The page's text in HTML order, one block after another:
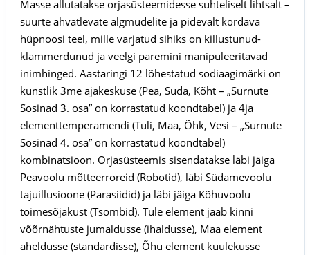
Masse allutatakse orjasüsteemidesse suhteliselt lihtsalt –
suurte ahvatlevate algmudelite ja pidevalt kordava
hüpnoosi teel, mille varjatud sihiks on killustunud-
klammerdunud ja veelgi paremini manipuleeritavad
inimhinged. Aastaringi 12 lõhestatud sodiaagimärki on
kunstlik 3me ajakeskuse (Pea, Süda, Kõht – „Surnute
Sosinad 3. osa” on korrastatud koondtabel) ja 4ja
elementtemperamendi (Tuli, Maa, Õhk, Vesi – „Surnute
Sosinad 4. osa” on korrastatud koondtabel)
kombinatsioon. Orjasüsteemis sisendatakse läbi jäiga
Peavoolu mõtteerroreid (Robotid), läbi Südamevoolu
tajuillusioone (Parasiidid) ja läbi jäiga Kõhuvoolu
toimesõjakust (Tsombid). Tule element jääb kinni
võõrnähtuste jumaldusse (ihaldusse), Maa element
aheldusse (standardisse), Õhu element kuulekusse